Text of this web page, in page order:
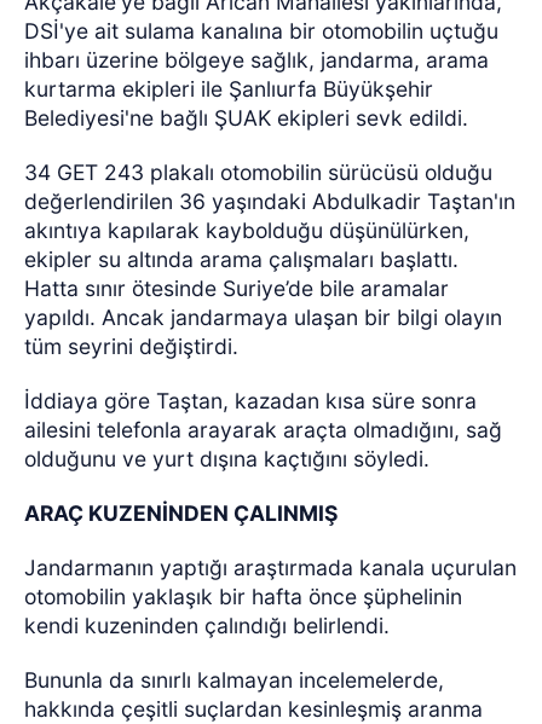
DSİ'ye ait sulama kanalına bir otomobilin uçtuğu
ihbarı üzerine bölgeye sağlık, jandarma, arama
kurtarma ekipleri ile Şanlıurfa Büyükşehir
Belediyesi'ne bağlı ŞUAK ekipleri sevk edildi.
34 GET 243 plakalı otomobilin sürücüsü olduğu
değerlendirilen 36 yaşındaki Abdulkadir Taştan'ın
akıntıya kapılarak kaybolduğu düşünülürken,
ekipler su altında arama çalışmaları başlattı.
Hatta sınır ötesinde Suriye’de bile aramalar
yapıldı. Ancak jandarmaya ulaşan bir bilgi olayın
tüm seyrini değiştirdi.
İddiaya göre Taştan, kazadan kısa süre sonra
ailesini telefonla arayarak araçta olmadığını, sağ
olduğunu ve yurt dışına kaçtığını söyledi.
ARAÇ KUZENİNDEN ÇALINMIŞ
Jandarmanın yaptığı araştırmada kanala uçurulan
otomobilin yaklaşık bir hafta önce şüphelinin
kendi kuzeninden çalındığı belirlendi.
Bununla da sınırlı kalmayan incelemelerde,
hakkında çeşitli suçlardan kesinleşmiş aranma